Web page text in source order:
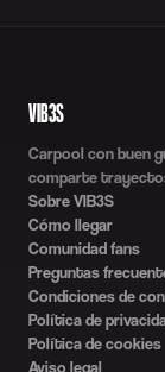
VIB3S
Carpool con buen
comparte
Sobre VIB3S
Cómo llegar
Comunidad fans
Preguntas
Condiciones de
Política de
Política de cookies
Aviso legal